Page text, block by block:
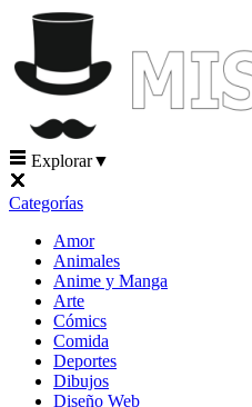
Explorar▼
Categorías
Amor
Animales
Anime y Manga
Arte
Cómics
Comida
Deportes
Dibujos
Diseño Web